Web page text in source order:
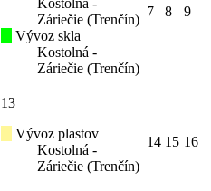
Kostolná -
Záriečie (Trenčín)
Vývoz skla
Kostolná -
Záriečie (Trenčín)
7 8 9
13
Vývoz plastov
Kostolná -
Záriečie (Trenčín)
14 15 16